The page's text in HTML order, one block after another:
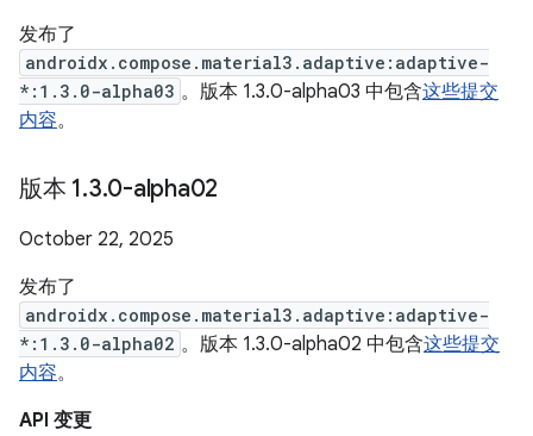
发布了
androidx.compose.material3.adaptive:adaptive-
*:1.3.0-alpha03 。版本 1.3.0-alpha03 中包含这些提交
内容。
版本 1.3.0-alpha02
October 22, 2025
发布了
androidx.compose.material3.adaptive:adaptive-
*:1.3.0-alpha02 。版本 1.3.0-alpha02 中包含这些提交
内容。
API 变更